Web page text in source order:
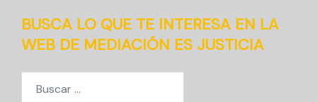
BUSCA LO QUE TE INTERESA EN LA
WEB DE MEDIACIÓN ES JUSTICIA